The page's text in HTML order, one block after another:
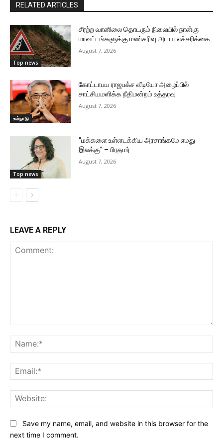
RELATED ARTICLES
Top news
சீரற்ற வானிலை தொடரும் நிலையில் நான்கு
மாவட்டங்களுக்கு மண்சரிவு அபாய எச்சரிக்கை
August 7, 2026
உள்நாடு
கோட்டாபய ராஜபக்ச வீடியோ அழைப்பில்
சாட்சியமளிக்க நீதிமன்றம் உத்தரவு
August 7, 2026
Top news
“மக்களை உள்ளடக்கிய அரசாங்கமே எமது
இலக்கு” – பிரதமர்
August 7, 2026
LEAVE A REPLY
Save my name, email, and website in this browser for the
next time I comment.